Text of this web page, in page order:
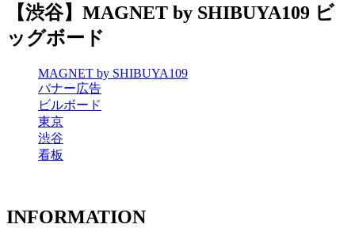
【渋谷】MAGNET by SHIBUYA109 ビ
ッグボード
MAGNET by SHIBUYA109
バナー広告
ビルボード
東京
渋谷
看板
INFORMATION